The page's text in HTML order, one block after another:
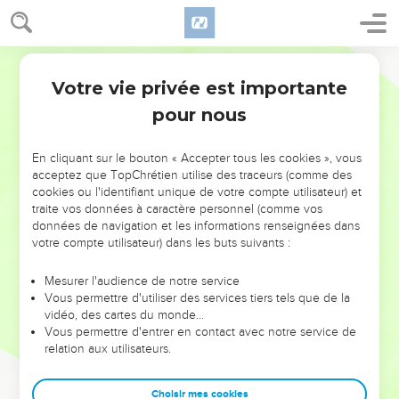
NE MANQUEZ PAS L’ÉVÉNEMENT
DE L’ANNÉE !
ET SI LEURS ERREURS POUVAIENT VOUS ÉVITER LES
VOTRES ?
leur foi ou leur vision. Mais on voit moins les doutes, les erreurs
et les saisons difficiles qu'ils ont traversés, alors même que ce
sont elles qui les ont façonnés.
Dans cette conférence, leaders, entrepreneurs, et responsables
clés pour avancer avec plus de sagesse afin que leurs erreurs
Votre vie privée est importante
pour nous
En cliquant sur le bouton « Accepter tous les cookies », vous
acceptez que TopChrétien utilise des traceurs (comme des
cookies ou l'identifiant unique de votre compte utilisateur) et
traite vos données à caractère personnel (comme vos
données de navigation et les informations renseignées dans
votre compte utilisateur) dans les buts suivants :
Mesurer l'audience de notre service
Vous permettre d'utiliser des services tiers tels que de la
vidéo, des cartes du monde…
Vous permettre d'entrer en contact avec notre service de
relation aux utilisateurs.
Choisir mes cookies